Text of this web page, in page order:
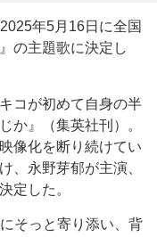
年5月16日に全国
の主題歌に決定し
コが初めて自身の半
か』（集英社刊）。
像化を断り続けてい
、永野芽郁が主演、
定した。
そっと寄り添い、背